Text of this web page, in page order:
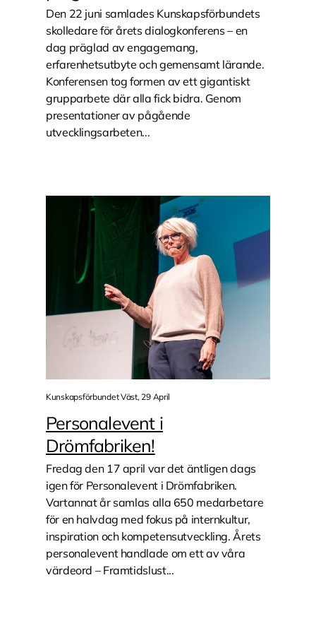
Den 22 juni samlades Kunskapsförbundets
skolledare för årets dialogkonferens – en
dag präglad av engagemang,
erfarenhetsutbyte och gemensamt lärande.
Konferensen tog formen av ett gigantiskt
grupparbete där alla fick bidra. Genom
presentationer av pågående
utvecklingsarbeten...
Kunskapsförbundet Väst, 29 April
Personalevent i
Drömfabriken!
Fredag den 17 april var det äntligen dags
igen för Personalevent i Drömfabriken.
Vartannat år samlas alla 650 medarbetare
för en halvdag med fokus på internkultur,
inspiration och kompetensutveckling. Årets
personalevent handlade om ett av våra
värdeord – Framtidslust...